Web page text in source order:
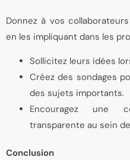
Donnez à vos
en les impliquant dans les
Sollicitez leurs idées
Créez des sondages
des sujets importants.
Encouragez une
transparente au sein
Conclusion